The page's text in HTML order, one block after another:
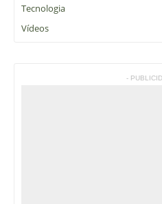
Tecnologia
Vídeos
-